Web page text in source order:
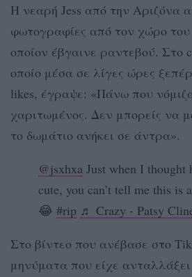
Η νεαρή Jess από την Αριζόνα
φωτογραφίες από τον χώρο
οποίον έβγαινε ραντεβού. Στο
οποίο μέσα σε λίγες ώρες
likes, έγραψε: «Πάνω που νόμιζα
χαριτωμένος. Δεν μπορείς να
το δωμάτιο ανήκει σε άντρα».
@jsxhxa Just when I thought
cute, you can’t tell me this is
😂 #rip ♬ Crazy - Patsy
Στο βίντεο που ανέβασε στο
μηνύματα που είχε